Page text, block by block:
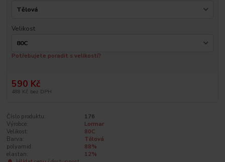
Velikost
Potřebujete poradit s velikostí?
590 Kč
488 Kč bez DPH
Číslo produktu:
176
Výrobce:
Lormar
Velikost:
80C
Barva:
Tělová
polyamid:
88%
elastan:
12%